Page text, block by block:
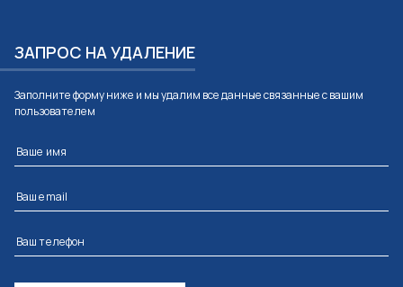
ЗАПРОС НА УДАЛЕНИЕ
Заполните форму ниже и мы удалим все данные связанные с вашим
пользователем